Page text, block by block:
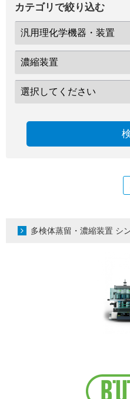
カテゴリで絞り込む
多検体蒸留・濃縮装置 シ